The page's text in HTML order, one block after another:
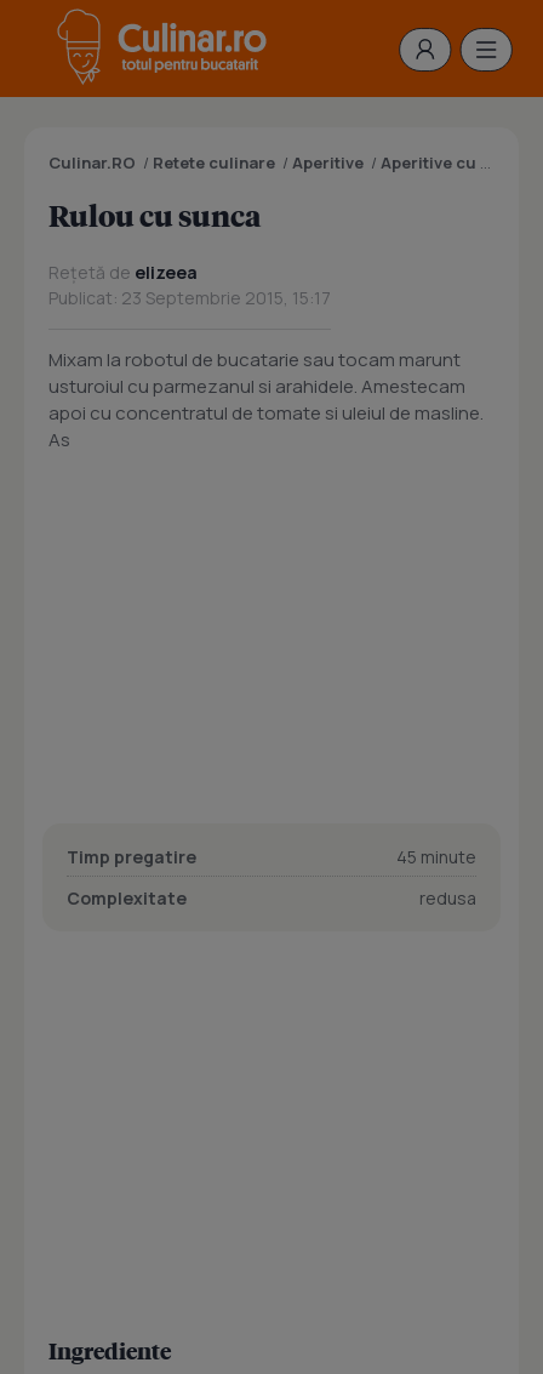
Culinar.RO / Retete culinare / Aperitive / Aperitive cu carne
Rulou cu sunca
Rețetă de elizeea
Publicat: 23 Septembrie 2015, 15:17
Mixam la robotul de bucatarie sau tocam marunt
usturoiul cu parmezanul si arahidele. Amestecam
apoi cu concentratul de tomate si uleiul de masline.
As
Timp pregatire
45 minute
Complexitate
redusa
Ingrediente